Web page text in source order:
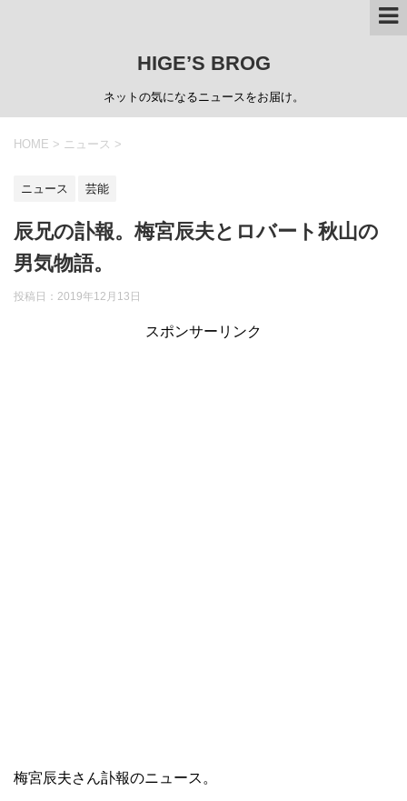
HIGE’S BROG
ネットの気になるニュースをお届け。
HOME > ニュース >
ニュース 芸能
辰兄の訃報。梅宮辰夫とロバート秋山の
男気物語。
投稿日： 2019年12月13日
スポンサーリンク
梅宮辰夫さん訃報のニュース。